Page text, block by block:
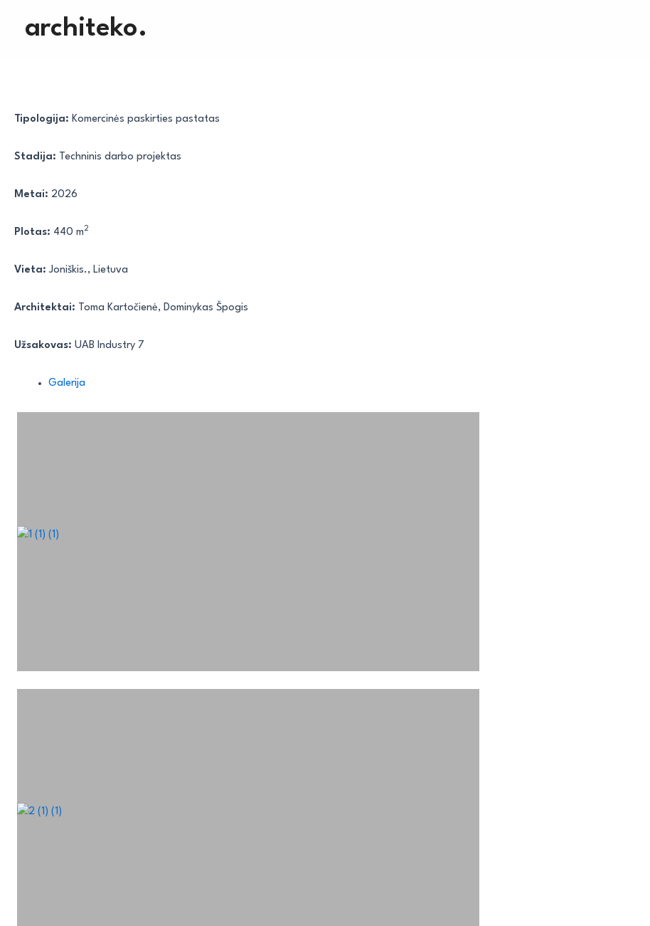
architeko.
Tipologija: Komercinės paskirties pastatas
Stadija: Techninis darbo projektas
Metai: 2026
Plotas: 440 m2
Vieta: Joniškis., Lietuva
Architektai: Toma Kartočienė, Dominykas Špogis
Užsakovas: UAB Industry 7
Galerija